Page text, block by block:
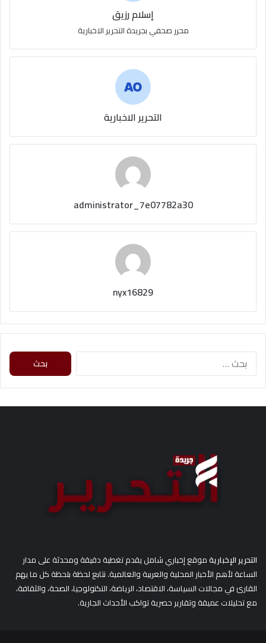
إسلام رزيق
محرر صحفي بجريدة التحرير الاخبارية
التحرير الاخبارية
administrator_7e07782a30
nyx16829
ث
التحرير الإخباريةموقع إخباري شامل يقدم تغطية دقيقة ومحدثة على مدار
الساعة لأهم الأخبار المحلية والعربية والعالمية. نتابع لحظة بلحظة كل ما يهم
القارئ في مجالات السياسة، الاقتصاد، الرياضة، التكنولوجيا، الصحة، والثقافة،
مع تحليلات عميقة وتقارير حصرية تواكب الأحداث الجارية.